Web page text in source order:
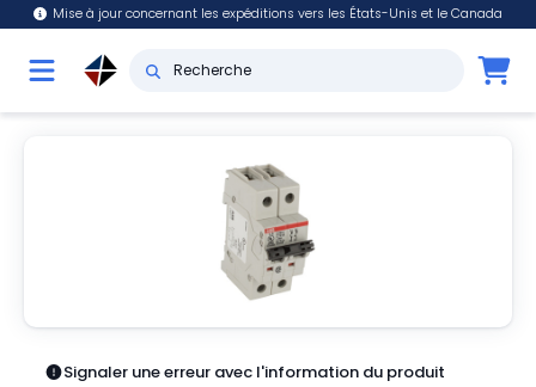
Mise à jour concernant les expéditions vers les États-Unis et le Canada
Signaler une erreur avec l'information du produit